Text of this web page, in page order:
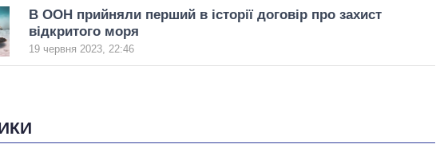
В ООН прийняли перший в історії договір про захист
відкритого моря
19 червня 2023, 22:46